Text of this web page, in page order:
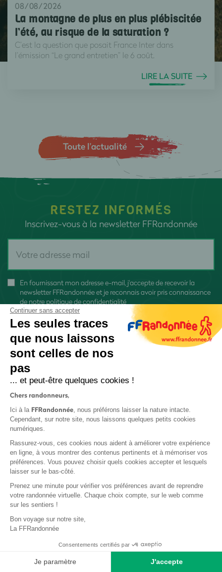
08/08/2026
La montagne de plus en plus plébiscitée
l’été, au risque de la saturation ?
C’est la question que posait France Inter dans
l’émission “Le grand entretien” le 6 août.
LIRE LA SUITE
Toute l’actualité
RESTEZ INFORMÉS
Inscrivez-vous à la newsletter FFRandonnée
En fournissant mon adresse e-mail, j'accepte de recevoir la
newsletter FFRandonnée et je reconnais avoir pris connaissance
de notre politique de confidentialité
Protection des données
Politique de confidentialité
Base documentaire
Continuer sans accepter
Les seules traces
que nous laissons
sont celles de nos
pas
... et peut-être quelques cookies !
Chers randonneurs,
Ici à la FFRandonnée, nous préférons laisser la nature intacte.
Cependant, sur notre site, nous laissons quelques petits cookies
numériques.
Rassurez-vous, ces cookies nous aident à améliorer votre expérience
en ligne, à vous montrer des contenus pertinents et à mémoriser vos
préférences. Vous pouvez choisir quels cookies accepter et lesquels
laisser sur le bas-côté.
Prenez une minute pour vérifier vos préférences avant de reprendre
votre randonnée virtuelle. Chaque choix compte, sur le web comme
sur les sentiers !
Bon voyage sur notre site,
La FFRandonnée
Consentements certifiés par
Je paramètre J'accepte